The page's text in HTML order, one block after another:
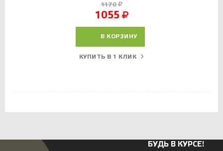
1170
1055
В КОРЗИНУ
КУПИТЬ В 1 КЛИК
БУДЬ В КУРСЕ!